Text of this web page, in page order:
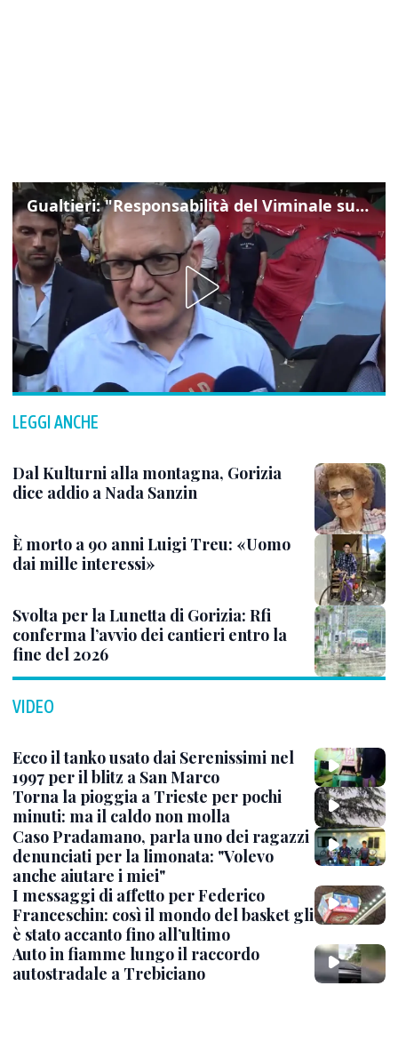
Gualtieri: "Responsabilità del Viminale su Spin Time? La posizione dei partiti è nota"
LEGGI ANCHE
Dal Kulturni alla montagna, Gorizia
dice addio a Nada Sanzin
È morto a 90 anni Luigi Treu: «Uomo
dai mille interessi»
Svolta per la Lunetta di Gorizia: Rfi
conferma l’avvio dei cantieri entro la
fine del 2026
VIDEO
Ecco il tanko usato dai Serenissimi nel
1997 per il blitz a San Marco
Torna la pioggia a Trieste per pochi
minuti: ma il caldo non molla
Caso Pradamano, parla uno dei ragazzi
denunciati per la limonata: "Volevo
anche aiutare i miei"
I messaggi di affetto per Federico
Franceschin: così il mondo del basket gli
è stato accanto fino all’ultimo
Auto in fiamme lungo il raccordo
autostradale a Trebiciano